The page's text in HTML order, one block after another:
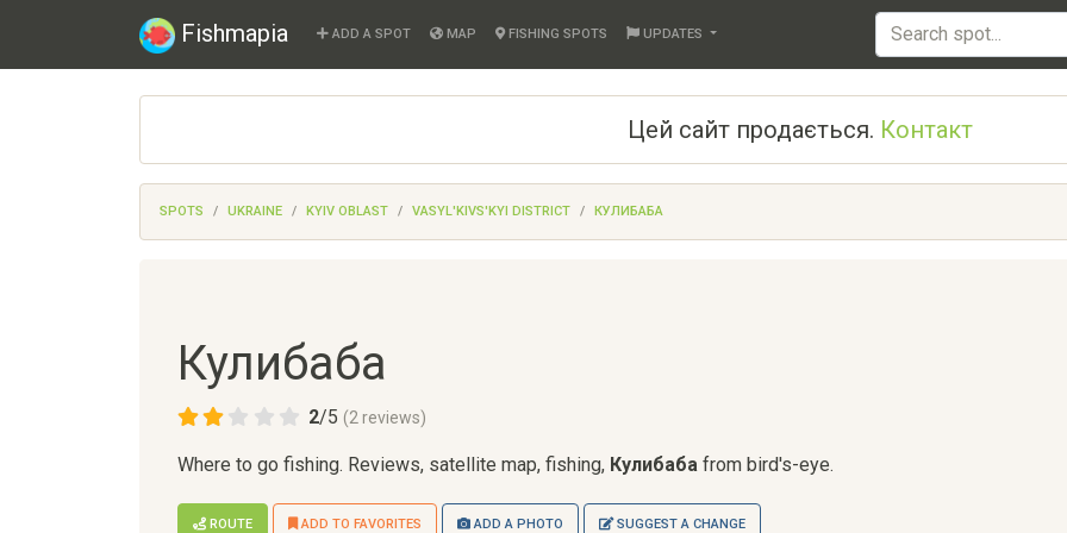
Fishmapia ADD A SPOT MAP FISHING SPOTS UPDATES
Цей сайт продається. Контакт
SPOTS UKRAINE KYIV OBLAST VASYL'KIVS'KYI DISTRICT КУЛИБАБА
Кулибаба
2/5 (2 reviews)
Where to go fishing. Reviews, satellite map, fishing, Кулибаба from bird's-eye.
ROUTE ADD TO FAVORITES ADD A PHOTO SUGGEST A CHANGE